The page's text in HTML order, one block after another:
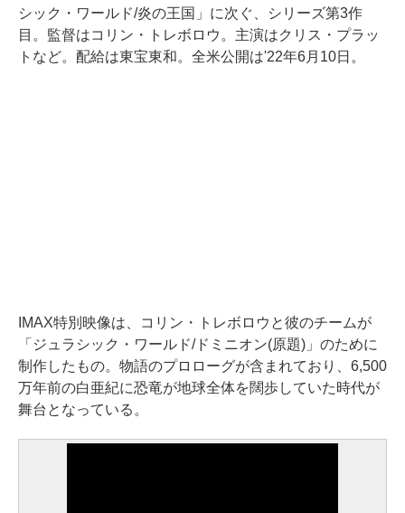
シック・ワールド/炎の王国」に次ぐ、シリーズ第3作
目。監督はコリン・トレボロウ。主演はクリス・プラッ
トなど。配給は東宝東和。全米公開は'22年6月10日。
IMAX特別映像は、コリン・トレボロウと彼のチームが
「ジュラシック・ワールド/ドミニオン(原題)」のために
制作したもの。物語のプロローグが含まれており、6,500
万年前の白亜紀に恐竜が地球全体を闊歩していた時代が
舞台となっている。